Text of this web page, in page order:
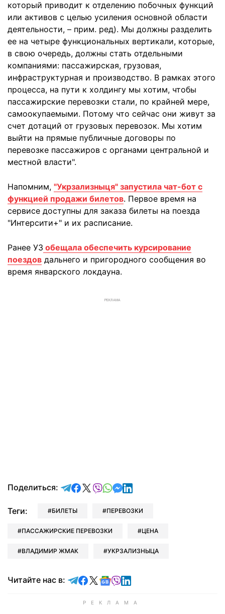
который приводит к отделению побочных функций
или активов с целью усиления основной области
деятельности, – прим. ред). Мы должны разделить
ее на четыре функциональных вертикали, которые,
в свою очередь, должны стать отдельными
компаниями: пассажирская, грузовая,
инфраструктурная и производство. В рамках этого
процесса, на пути к холдингу мы хотим, чтобы
пассажирские перевозки стали, по крайней мере,
самоокупаемыми. Потому что сейчас они живут за
счет дотаций от грузовых перевозок. Мы хотим
выйти на прямые публичные договоры по
перевозке пассажиров с органами центральной и
местной власти".
Напомним, "Укрзализныця" запустила чат-бот с
функцией продажи билетов. Первое время на
сервисе доступны для заказа билеты на поезда
"Интерсити+" и их расписание.
Ранее УЗ обещала обеспечить курсирование
поездов дальнего и пригородного сообщения во
время январского локдауна.
РЕКЛАМА
Поделиться: отправить в Telegram
поделиться в Facebook
поделиться в X
отправить в Viber
отправить в Whatsapp
отправить в Messenger
отправить в LinkedIn
Теги: БИЛЕТЫ ПЕРЕВОЗКИ
ПАССАЖИРСКИЕ ПЕРЕВОЗКИ ЦЕНА
ВЛАДИМИР ЖМАК УКРЗАЛИЗНЫЦА
Читайте нас в: Читайте в Telegram
Читайте в Facebook
Читайте в X
Читайте в Google news
Читайте в Viber
Читайте в LinkedIn